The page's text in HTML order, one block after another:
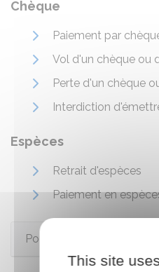
Chèque
Paiement par
Vol d'un chèque ou
Perte d'un chèque
Interdiction
Espèces
Retrait d'espèces
Paiement en
Pour en savoir plus
This site